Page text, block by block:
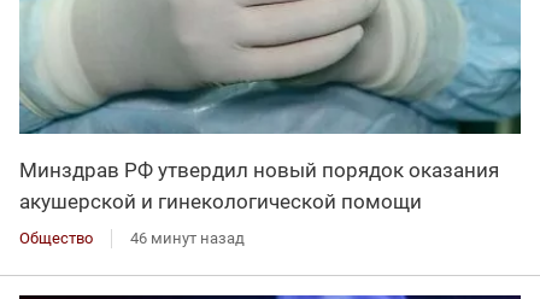
Минздрав РФ утвердил новый порядок оказания
акушерской и гинекологической помощи
Общество 46 минут назад